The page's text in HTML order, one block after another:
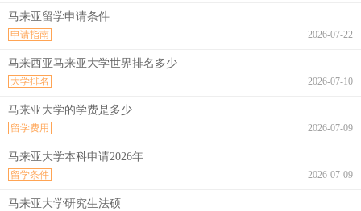
马来亚留学申请条件
2026-07-22
申请指南
马来西亚马来亚大学世界排名多少
2026-07-10
大学排名
马来亚大学的学费是多少
2026-07-09
留学费用
马来亚大学本科申请2026年
2026-07-09
留学条件
马来亚大学研究生法硕